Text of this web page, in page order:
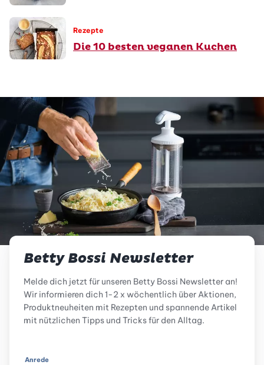
Rezepte
Die 10 besten veganen Kuchen
Betty Bossi Newsletter
Melde dich jetzt für unseren Betty Bossi Newsletter an!
Wir informieren dich 1-2 x wöchentlich über Aktionen,
Produktneuheiten mit Rezepten und spannende Artikel
mit nützlichen Tipps und Tricks für den Alltag.
Anrede